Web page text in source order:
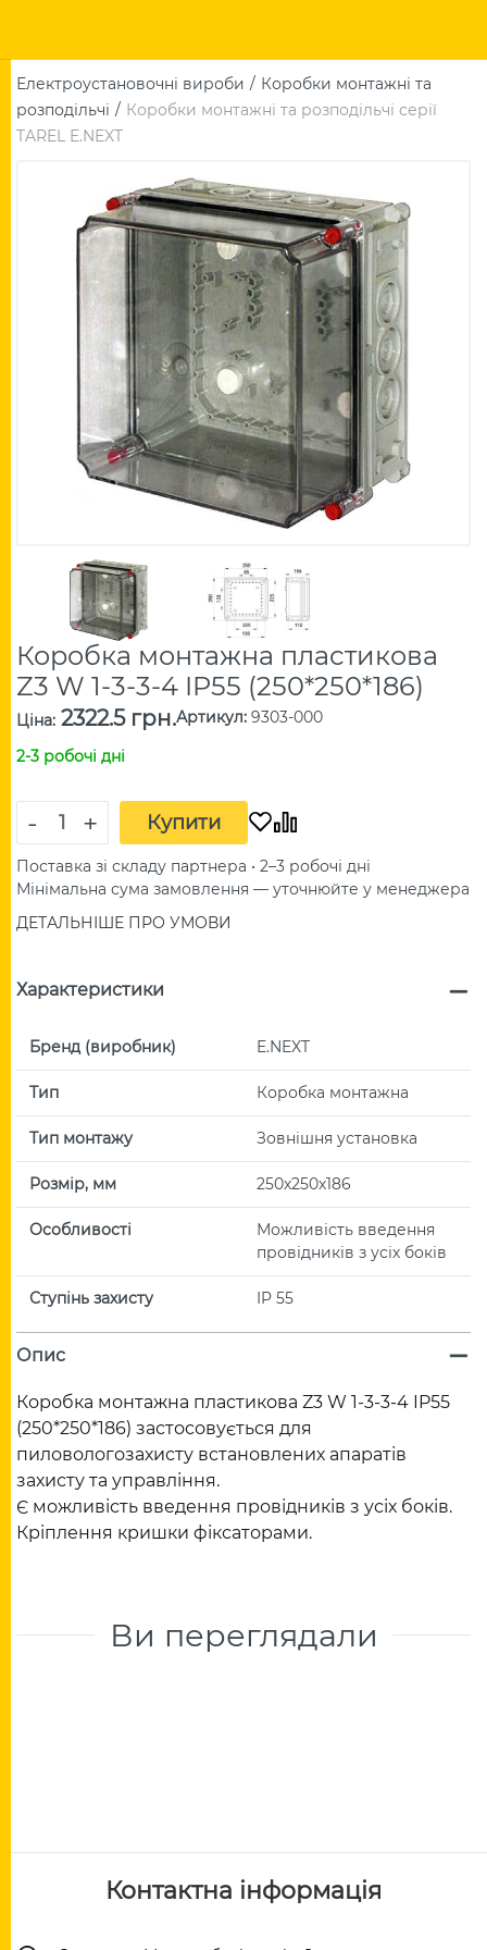
Електроустановочні вироби
Коробки монтажні та
розподільчі
Коробки монтажні та розподільчі серії
TAREL E.NEXT
Коробка монтажна пластикова
Z3 W 1-3-3-4 IP55 (250*250*186)
Ціна: 2322.5 грн.Артикул: 9303-000
2-3 робочі дні
- + Купити
Поставка зі складу партнера • 2–3 робочі дні
Мінімальна сума замовлення — уточнюйте у менеджера
ДЕТАЛЬНІШЕ ПРО УМОВИ
Характеристики
Бренд (виробник) E.NEXT
Тип Коробка монтажна
Тип монтажу Зовнішня установка
Розмір, мм 250х250х186
Особливості
Можливість введення
провідників з усіх боків
Ступінь захисту IP 55
Опис
Коробка монтажна пластикова Z3 W 1-3-3-4 IP55
(250*250*186) застосовується для
пиловологозахисту встановлених апаратів
захисту та управління.
Є можливість введення провідників з усіх боків.
Кріплення кришки фіксаторами.
Ви переглядали
Контактна інформація